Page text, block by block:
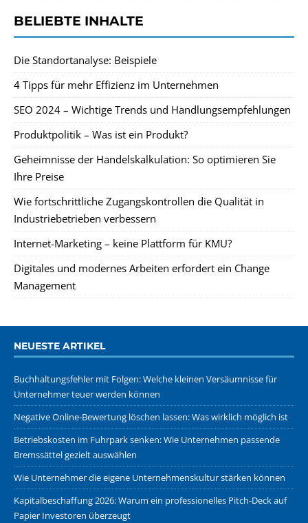
BELIEBTE INHALTE
Die Standortanalyse: Beispiele
4 Tipps für mehr Effizienz im Unternehmen
SEO 2024 – Wichtige Trends und Handlungsempfehlungen
Produktpolitik – Was ist ein Produkt?
Geheimnisse der Handelskalkulation: So optimieren Sie
Ihre Preise
Wie fortschrittliche Zugangskontrollen die Qualität in
Industriebetrieben verbessern
Internet-Marketing – keine Plattform für KMU?
Digitales und modernes Arbeiten erfordert ein Change
Management
NEUESTE ARTIKEL
Buchhaltungsfehler mit Folgen: Welche kleinen Versäumnisse für
Unternehmer teuer werden können
Negative Online-Bewertung löschen lassen: Was wirklich möglich ist
Betriebskosten im Fuhrpark senken: Wie Unternehmen passende
Bremssättel gezielt auswählen
Wie Unternehmer die eigene Unternehmenskultur stärken können
Kapitalbeschaffung 2026: Warum ein professionelles Pitch-Deck auf
Papier Investoren überzeugt